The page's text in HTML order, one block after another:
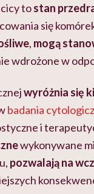
tostan
się
, mogą
wdrożone w
wyróżnia się
badania
i
wykonywane
pozwalają na